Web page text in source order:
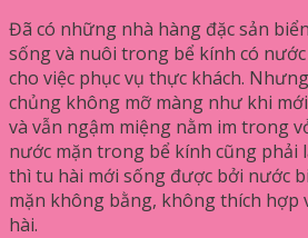
Đã có những nhà hàng đặc sản
sống và nuôi trong bể kính có
cho việc phục vụ thực khách.
chủng không mỡ màng như khi
và vẫn ngậm miệng nằm im trong
nước mặn trong bể kính cũng phải
thì tu hài mới sống được bởi nước
mặn không bằng, không thích hợp
hài.